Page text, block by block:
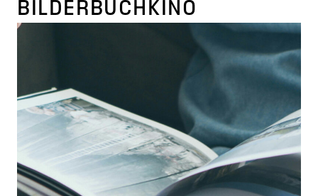
BILDERBUCHKINO